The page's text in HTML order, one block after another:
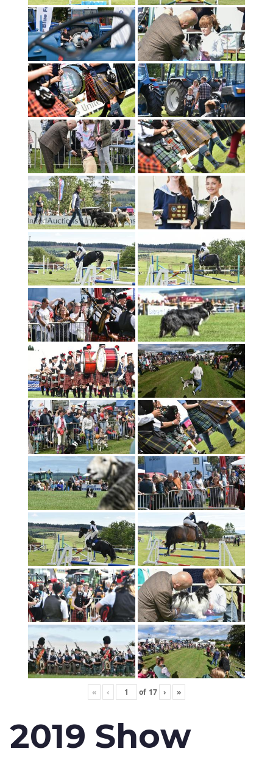
« ‹ of 17 › »
2019 Show